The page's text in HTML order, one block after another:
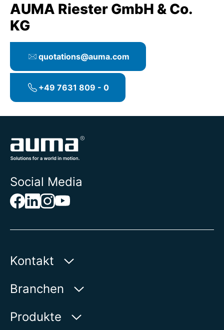
AUMA Riester GmbH & Co.
KG
quotations@auma.com
+49 7631 809 - 0
Social Media
Kontakt
AUMA Riester
Aumastraße 1
Branchen
Wasser
Produkte